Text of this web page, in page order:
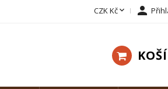
CZK Kč 